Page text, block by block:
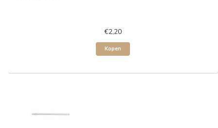
€2,20
Kopen